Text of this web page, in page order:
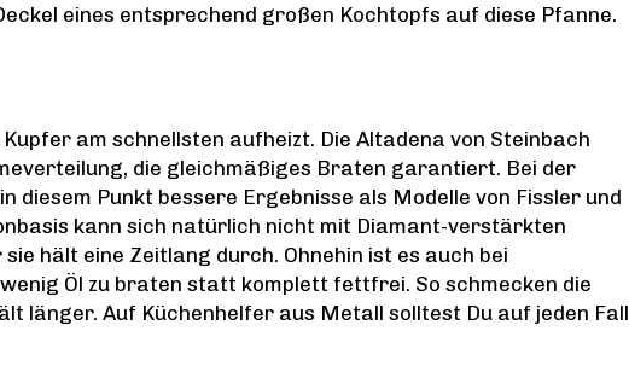
eines entsprechend großen Kochtopfs auf diese Pfanne.
am schnellsten aufheizt. Die Altadena von Steinbach
die gleichmäßiges Braten garantiert. Bei der
diesem Punkt bessere Ergebnisse als Modelle von Fissler und
kann sich natürlich nicht mit Diamant-verstärkten
hält eine Zeitlang durch. Ohnehin ist es auch bei
Öl zu braten statt komplett fettfrei. So schmecken die
länger. Auf Küchenhelfer aus Metall solltest Du auf jeden Fall